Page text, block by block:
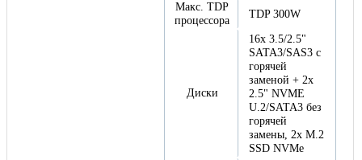
Макс. TDP
процессора
TDP 300W
Диски
16x 3.5/2.5"
SATA3/SAS3 с
горячей
заменой + 2x
2.5" NVME
U.2/SATA3 без
горячей
замены, 2x M.2
SSD NVMe